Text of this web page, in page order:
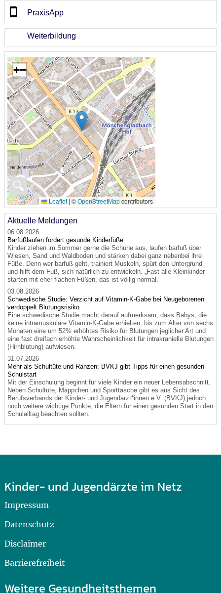
PraxisApp
Weiterbildung
🔍
+−
Leaflet | ©OpenStreetMapcontributors
Aktuelle Meldungen
06.08.2026
Barfußlaufen fördert gesunde Kinderfüße
Kinder ziehen im Sommer gerne die Schuhe aus, laufen barfuß über
Wiesen, Sand und Waldboden und stärken dabei ganz nebenbei ihre
Füße. Denn wer barfuß geht, trainiert Muskeln, spürt den Untergrund
und hilft dem Fuß, sich natürlich zu entwickeln. „Fast alle Kleinkinder
starten mit eher flachen Füßen, das ist völlig normal.
03.08.2026
Schwedische Studie: Verzicht auf Vitamin-K-Gabe bei Neugeborenen
verdoppelt Blutungsrisiko
Eine schwedische Studie macht darauf aufmerksam, dass Babys, die
keine intramuskuläre Vitamin-K-Gabe erhielten, bis zum Alter von sechs
Monaten eine um 52% erhöhtes Risiko für Blutungen jeglicher Art und
eine fast dreifach erhöhte Wahrscheinlichkeit für intrakranielle Blutungen
(Hirnblutung) aufwiesen.
31.07.2026
Mehr als Schultüte und Ranzen: BVKJ gibt Tipps für einen gesunden
Schulstart
Mit der Einschulung beginnt für viele Kinder ein neuer Lebensabschnitt.
Neben Schultüte, Mäppchen und Sporttasche gibt es aus Sicht des
Berufsverbands der Kinder- und Jugendärzt*innen e.V. (BVKJ) jedoch
noch weitere wichtige Punkte, die Eltern für einen gesunden Start in den
Schulalltag beachten sollten.
Kinder- und Jugendärzte im Netz
Impressum
Datenschutz
Disclaimer
Barrierefreiheit
Weitere Gesundheitsthemen